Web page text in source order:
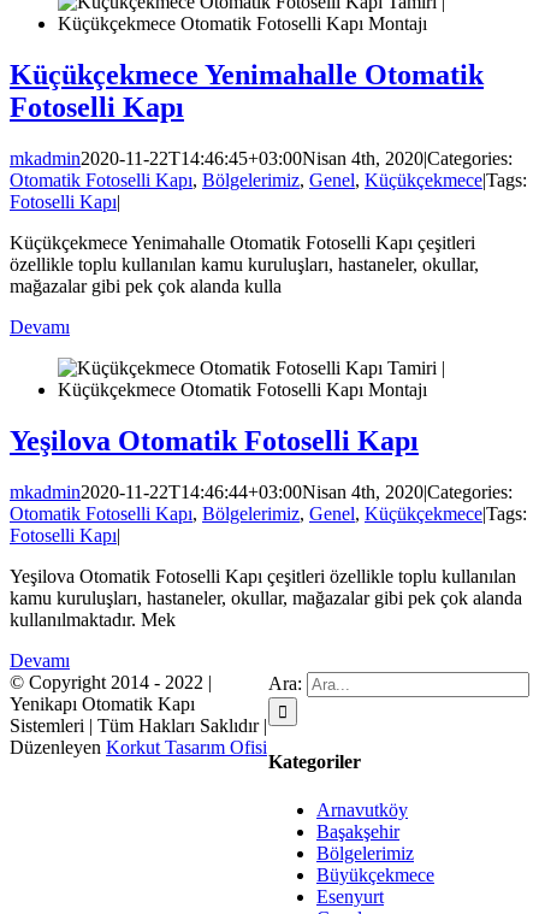
Küçükçekmece Yenimahalle Otomatik
Fotoselli Kapı
mkadmin2020-11-22T14:46:45+03:00Nisan 4th, 2020|Categories:
Otomatik Fotoselli Kapı, Bölgelerimiz, Genel, Küçükçekmece|Tags:
Fotoselli Kapı|
Küçükçekmece Yenimahalle Otomatik Fotoselli Kapı çeşitleri
özellikle toplu kullanılan kamu kuruluşları, hastaneler, okullar,
mağazalar gibi pek çok alanda kulla
Devamı
Yeşilova Otomatik Fotoselli Kapı
mkadmin2020-11-22T14:46:44+03:00Nisan 4th, 2020|Categories:
Otomatik Fotoselli Kapı, Bölgelerimiz, Genel, Küçükçekmece|Tags:
Fotoselli Kapı|
Yeşilova Otomatik Fotoselli Kapı çeşitleri özellikle toplu kullanılan
kamu kuruluşları, hastaneler, okullar, mağazalar gibi pek çok alanda
kullanılmaktadır. Mek
Devamı
Ara:
Kategoriler
Arnavutköy
Başakşehir
Bölgelerimiz
Büyükçekmece
Esenyurt
© Copyright 2014 - 2022 |
Yenikapı Otomatik Kapı
Sistemleri | Tüm Hakları Saklıdır |
Düzenleyen Korkut Tasarım Ofisi